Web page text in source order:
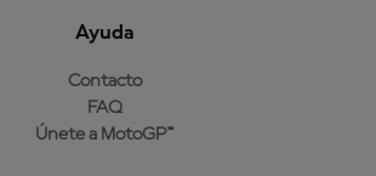
Ayuda
Contacto
FAQ
Únete a MotoGP™